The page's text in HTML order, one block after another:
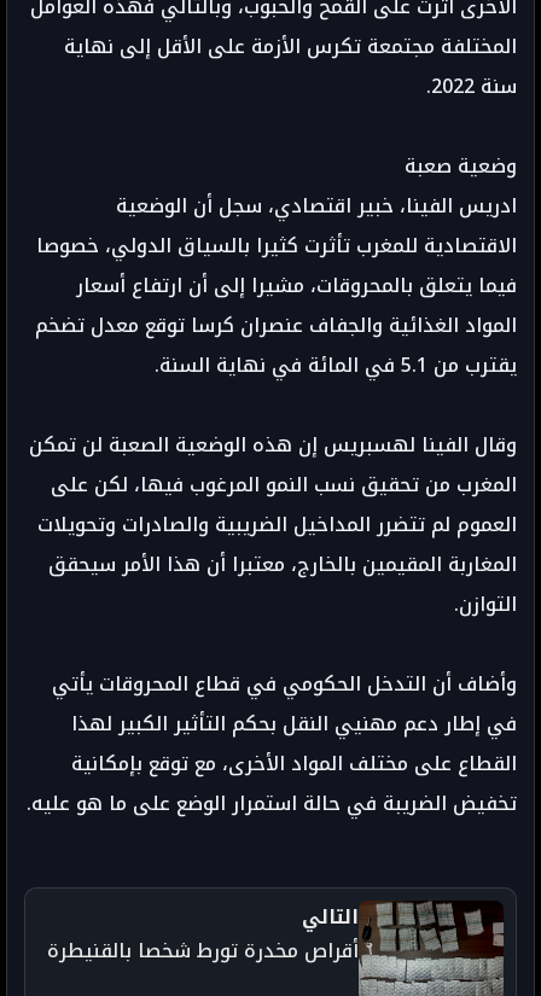
المختلفة مجتمعة تكرس الأزمة على الأقل إلى نهاية
سنة 2022.
وضعية صعبة
ادريس الفينا، خبير اقتصادي، سجل أن الوضعية
الاقتصادية للمغرب تأثرت كثيرا بالسياق الدولي، خصوصا
فيما يتعلق بالمحروقات، مشيرا إلى أن ارتفاع أسعار
المواد الغذائية والجفاف عنصران كرسا توقع معدل تضخم
يقترب من 5.1 في المائة في نهاية السنة.
وقال الفينا لهسبريس إن هذه الوضعية الصعبة لن تمكن
المغرب من تحقيق نسب النمو المرغوب فيها، لكن على
العموم لم تتضرر المداخيل الضريبية والصادرات وتحويلات
المغاربة المقيمين بالخارج، معتبرا أن هذا الأمر سيحقق
التوازن.
وأضاف أن التدخل الحكومي في قطاع المحروقات يأتي
في إطار دعم مهنيي النقل بحكم التأثير الكبير لهذا
القطاع على مختلف المواد الأخرى، مع توقع بإمكانية
تخفيض الضريبة في حالة استمرار الوضع على ما هو عليه.
التالي
أقراص مخدرة تورط شخصا بالقنيطرة